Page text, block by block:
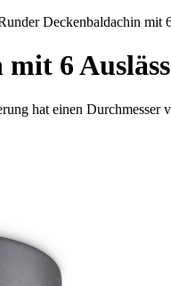
Deckenbaldachin mit
6
hat einen